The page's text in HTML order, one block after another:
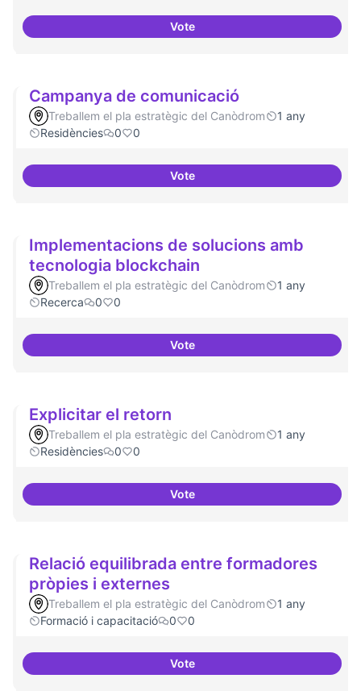
VoteDrets Humans i capa digital
Campanya de comunicació
Treballem el pla estratègic del Canòdrom
1 any
Residències
0 0
VoteCampanya de comunicació
Implementacions de solucions amb
tecnologia blockchain
Treballem el pla estratègic del Canòdrom
1 any
Recerca
0 0
VoteImplementacions de solucions
Explicitar el retorn
Treballem el pla estratègic del Canòdrom
1 any
Residències
0 0
VoteExplicitar el retorn
Relació equilibrada entre formadores
pròpies i externes
Treballem el pla estratègic del Canòdrom
1 any
Formació i capacitació
0 0
VoteRelació equilibrada entre